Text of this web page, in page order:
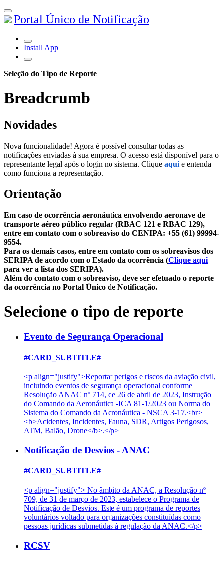
Portal Único de Notificação
Install App
Seleção do Tipo de Reporte
Breadcrumb
Novidades
Nova funcionalidade! Agora é possível consultar todas as
notificações enviadas à sua empresa. O acesso está disponível para o
representante legal após o login no sistema. Clique aqui e entenda
como funciona a representação.
Orientação
Em caso de ocorrência aeronáutica envolvendo aeronave de
transporte aéreo público regular (RBAC 121 e RBAC 129),
entre em contato com o sobreaviso do CENIPA: +55 (61) 99994-
9554.
Para os demais casos, entre em contato com os sobreavisos dos
SERIPA de acordo com o Estado da ocorrência (Clique aqui
para ver a lista dos SERIPA).
Além do contato com o sobreaviso, deve ser efetuado o reporte
da ocorrência no Portal Único de Notificação.
Selecione o tipo de reporte
Evento de Segurança Operacional
#CARD_SUBTITLE#
<p align="justify">Reportar perigos e riscos da aviação civil,
incluindo eventos de segurança operacional conforme
Resolução ANAC nº 714, de 26 de abril de 2023, Instrução
do Comando da Aeronáutica -ICA 81-1/2023 ou Norma do
Sistema do Comando da Aeronáutica - NSCA 3-17.<br>
<b>Acidentes, Incidentes, Fauna, SDR, Artigos Perigosos,
ATM, Balão, Drone</b>.</p>
Notificação de Desvios - ANAC
#CARD_SUBTITLE#
<p align="justify"> No âmbito da ANAC, a Resolução nº
709, de 31 de março de 2023, estabelece o Programa de
Notificação de Desvios. Este é um programa de reportes
voluntários voltado para organizações constituídas como
pessoas jurídicas submetidas à regulação da ANAC.</p>
RCSV